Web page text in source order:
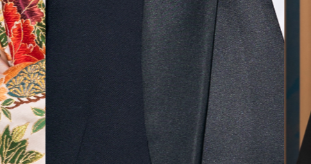
無料相談予約
来店・オンライン
に入
最後
た！